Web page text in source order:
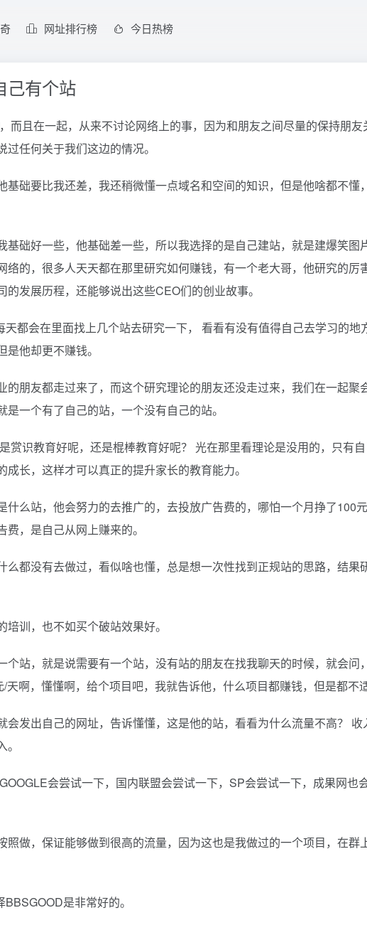
网址排行榜 今日热榜
己有个站
而且在一起，从来不讨论网络上的事，因为和朋友之间尽量的保持朋
任何关于我们这边的情况。
基础要比我还差，我还稍微懂一点域名和空间的知识，但是他啥都不懂
基础好一些，他基础差一些，所以我选择的是自己建站，就是建爆笑图
络的，很多人天天都在那里研究如何赚钱，有一个老大哥，他研究的厉
发展历程，还能够说出这些CEO们的创业故事。
都会在里面找上几个站去研究一下， 看看有没有值得自己去学习的地
他却更不赚钱。
的朋友都走过来了，而这个研究理论的朋友还没走过来，我们在一起聚
一个有了自己的站，一个没有自己的站。
赏识教育好呢，还是棍棒教育好呢？ 光在那里看理论是没用的，只有自
长，这样才可以真正的提升家长的教育能力。
什么站，他会努力的去推广的，去投放广告费的，哪怕一个月挣了100
，是自己从网上赚来的。
么都没有去做过，看似啥也懂，总是想一次性找到正规站的思路，结果
训，也不如买个破站效果好。
个站，就是说需要有一个站，没有站的朋友在找我聊天的时候，就会问
啊，懂懂啊，给个项目吧，我就告诉他，什么项目都赚钱，但是都不
会发出自己的网址，告诉懂懂，这是他的站，看看为什么流量不高？
会尝试一下，国内联盟会尝试一下，SP会尝试一下，成果网也
照做，保证能够做到很高的流量，因为这也是我做过的一个项目，在群
是非常好的。